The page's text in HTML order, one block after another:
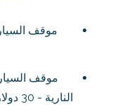
موقف
موقف